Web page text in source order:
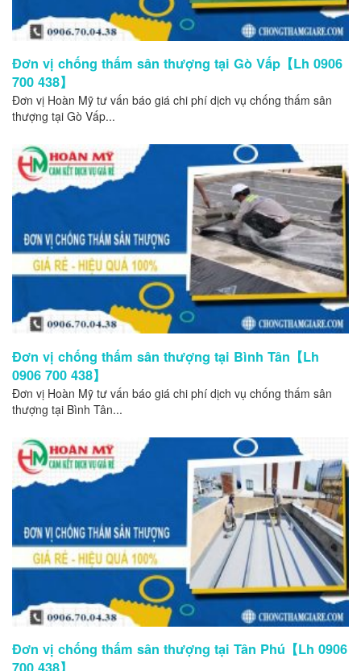
Đơn vị chống thấm sân thượng tại Gò Vấp【Lh 0906
700 438】
Đơn vị Hoàn Mỹ tư vấn báo giá chi phí dịch vụ chống thấm sân
thượng tại Gò Vấp...
Đơn vị chống thấm sân thượng tại Bình Tân【Lh
0906 700 438】
Đơn vị Hoàn Mỹ tư vấn báo giá chi phí dịch vụ chống thấm sân
thượng tại Bình Tân...
Đơn vị chống thấm sân thượng tại Tân Phú【Lh 0906